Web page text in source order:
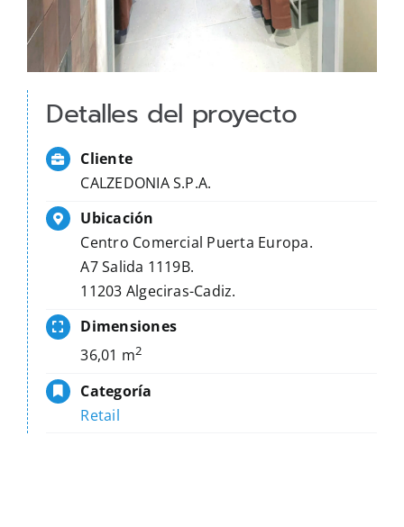
Detalles del proyecto
Cliente
CALZEDONIA S.P.A.
Ubicación
Centro Comercial Puerta Europa.
A7 Salida 1119B.
11203 Algeciras-Cadiz.
Dimensiones
36,01 m2
Categoría
Retail